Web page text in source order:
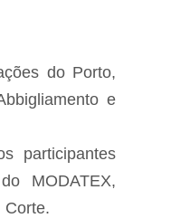
do Porto,
e
participantes
MODATEX,
Corte.